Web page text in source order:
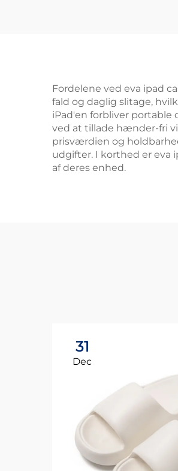
Fordelene ved eva ipad
fald og daglig slitage,
iPad'en forbliver portable
ved at tillade hænder-fri
prisværdien og
udgifter. I korthed er eva
af deres enhed.
31
Dec